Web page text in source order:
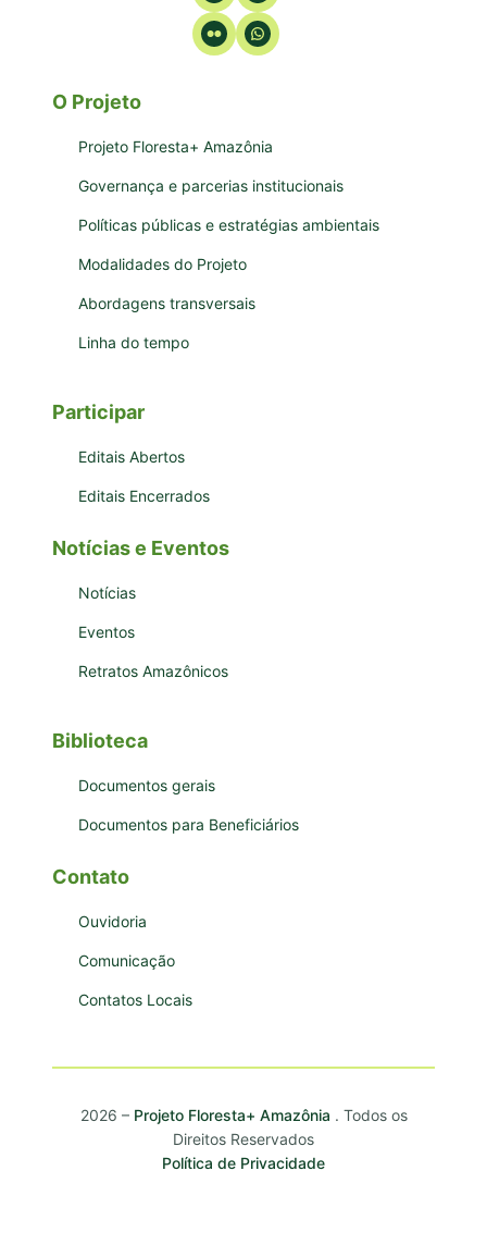
O Projeto
Projeto Floresta+ Amazônia
Governança e parcerias institucionais
Políticas públicas e estratégias ambientais
Modalidades do Projeto
Abordagens transversais
Linha do tempo
Participar
Editais Abertos
Editais Encerrados
Notícias e Eventos
Notícias
Eventos
Retratos Amazônicos
Biblioteca
Documentos gerais
Documentos para Beneficiários
Contato
Ouvidoria
Comunicação
Contatos Locais
2026 – Projeto Floresta+ Amazônia . Todos os
Direitos Reservados
Política de Privacidade